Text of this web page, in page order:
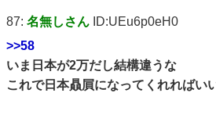
87: 名無しさん ID:UEu6p0eH0
>>58
いま日本が2万だし結構違うな
これで日本贔屓になってくれればい